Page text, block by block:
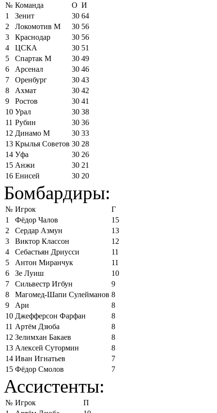
№ Команда О И
1
Зенит 30 64
2
Локомотив М 30 56
3
Краснодар 30 56
4
ЦСКА 30 51
5
Спартак М 30 49
6
Арсенал 30 46
7
Оренбург 30 43
8
Ахмат 30 42
9
Ростов 30 41
10 Урал 30 38
11 Рубин 30 36
12 Динамо М 30 33
13 Крылья Советов 30 28
14 Уфа 30 26
15 Анжи 30 21
16 Енисей 30 20
Бомбардиры:
№ Игрок
Г
1
Фёдор Чалов
15
2
Сердар Азмун
13
3
Виктор Классон
12
4
Себастьян Дриусси
11
5
Антон Миранчук
11
6
Зе Луиш
10
7
Сильвестр Игбун
9
8
Магомед-Шапи Сулейманов 8
9
Ари
8
10 Джефферсон Фарфан
8
11 Артём Дзюба
8
12 Зелимхан Бакаев
8
13 Алексей Сутормин
8
14 Иван Игнатьев
7
15 Фёдор Смолов 7
Ассистенты:
№ Игрок
П